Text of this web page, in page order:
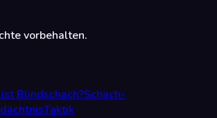
vorbehalten.
Blindschach?Schach-
Taktik